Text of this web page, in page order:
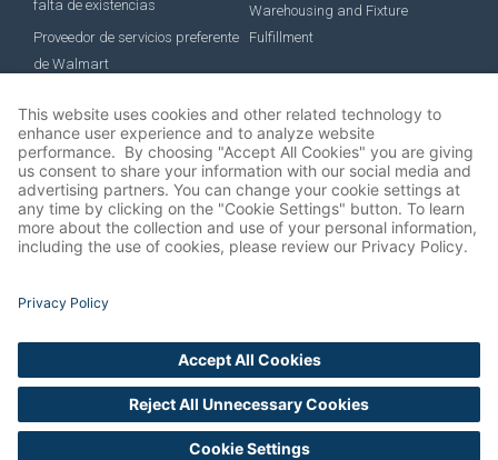
falta de existencias
Proveedor de servicios preferente
de Walmart
Warehousing and Fixture
Fulfillment
EMPLEO
Job Roles
Beneficios
Desarrollo profesional
Cultura
© 2026 All rights reserved SAS Retail Services